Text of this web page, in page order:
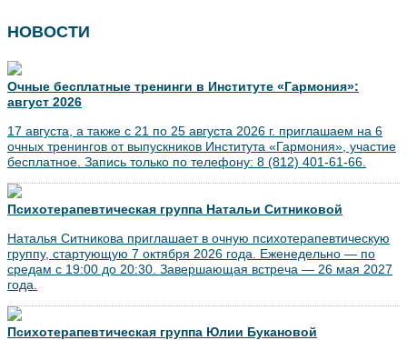
НОВОСТИ
Очные бесплатные тренинги в Институте «Гармония»:
август 2026
17 августа, а также с 21 по 25 августа 2026 г. приглашаем на 6
очных тренингов от выпускников Института «Гармония», участие
бесплатное. Запись только по телефону: 8 (812) 401-61-66.
Психотерапевтическая группа Натальи Ситниковой
Наталья Ситникова приглашает в очную психотерапевтическую
группу, стартующую 7 октября 2026 года. Еженедельно — по
средам с 19:00 до 20:30. Завершающая встреча — 26 мая 2027
года.
Психотерапевтическая группа Юлии Букановой